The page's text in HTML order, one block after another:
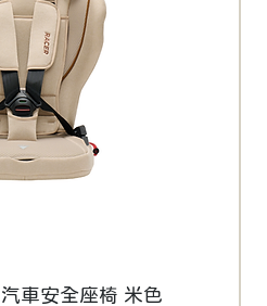
車安全座椅 米色